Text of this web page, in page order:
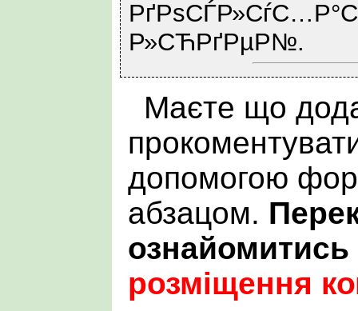
Р»СЋРґРµР№.
Маєте що
допомогою
абзацом.
розміщення